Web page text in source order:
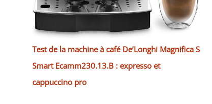
Test de la machine à café De’Longhi Magnifica S
Smart Ecamm230.13.B : expresso et
cappuccino pro